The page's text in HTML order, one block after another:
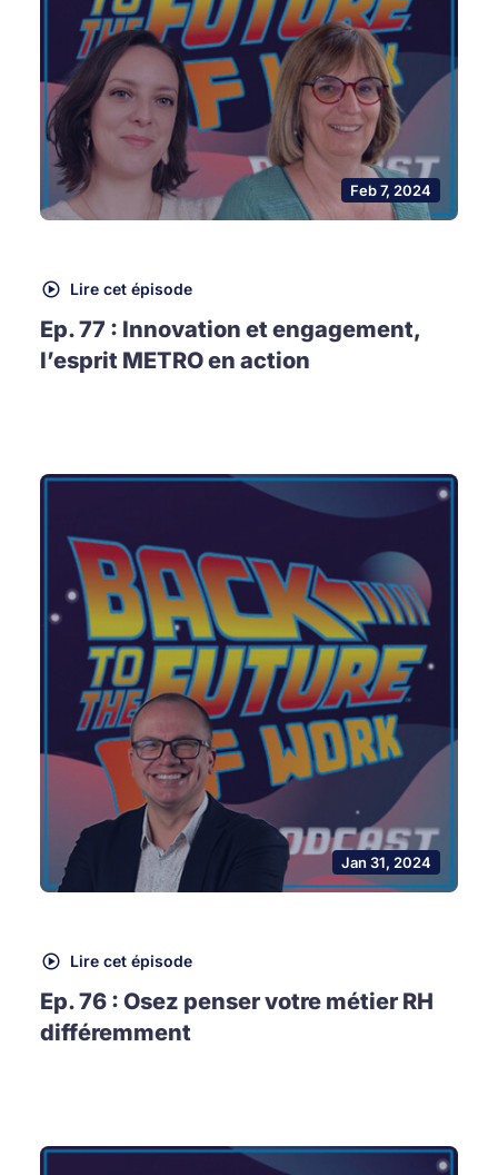
Feb 7, 2024
Lire cet épisode
Ep. 77 : Innovation et engagement,
l’esprit METRO en action
Jan 31, 2024
Lire cet épisode
Ep. 76 : Osez penser votre métier RH
différemment